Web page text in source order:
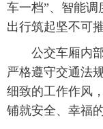
车一档”、智能
出行筑起坚不可
公交车厢内部
严格遵守交通法
细致的工作作风
铺就安全、幸福